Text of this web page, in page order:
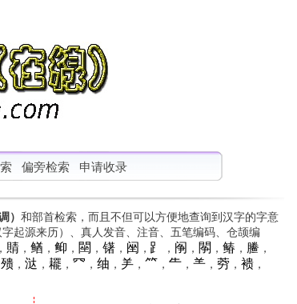
偏旁检索 申请收录
） 和部首检索，而且不但可以方便地查询到汉字的字意
起源来历）、真人发音、注音、五笔编码、仓颉编
䝼， 䲡 ， 䲟 ， 䦟 ， 䦃， 䦷 ， ⻊ ， 䦶 ， 䦛 ， 䲠 ， 䲢 ，
㱮， 㳠 ， 䎱 ， ⺳ ， 䌷 ， ⺶， ⺮ ， ⺧， ⺷， 䓖， 䙌，